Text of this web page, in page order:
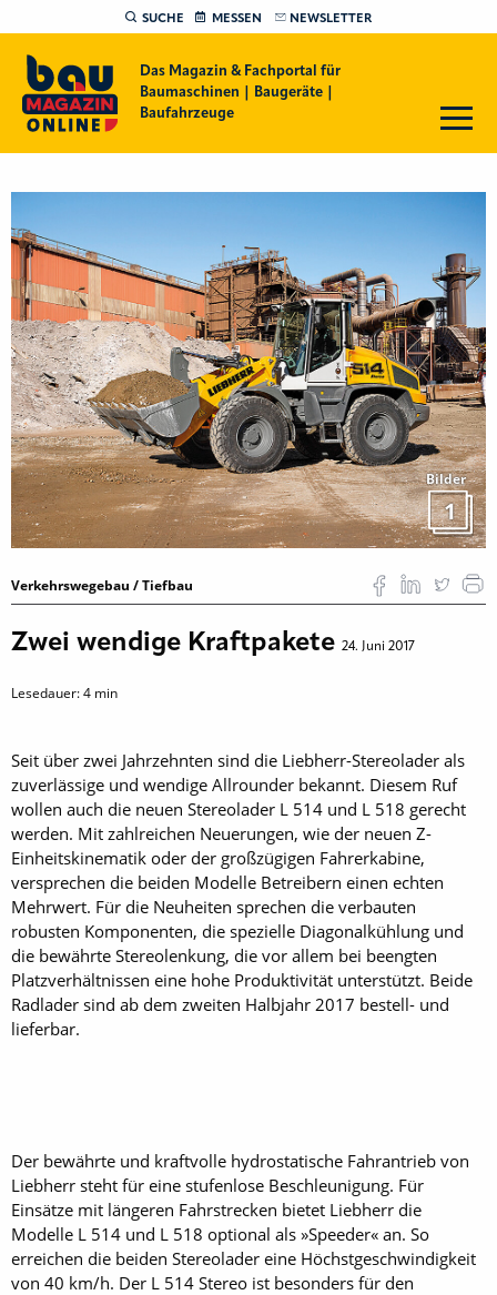
SUCHE MESSEN NEWSLETTER
Das Magazin & Fachportal für
Baumaschinen | Baugeräte |
Baufahrzeuge
Bilder
1
Verkehrswegebau / Tiefbau
Zwei wendige Kraftpakete 24. Juni 2017
Lesedauer:4 min
Seit über zwei Jahrzehnten sind die Liebherr-Stereolader als
zuverlässige und wendige Allrounder bekannt. Diesem Ruf
wollen auch die neuen Stereolader L 514 und L 518 gerecht
werden. Mit zahlreichen Neuerungen, wie der neuen Z-
Einheitskinematik oder der großzügigen Fahrerkabine,
versprechen die beiden Modelle Betreibern einen echten
Mehrwert. Für die Neuheiten sprechen die verbauten
robusten ­Komponenten, die spezielle Diagonalkühlung und
die bewährte Stereolenkung, die vor allem bei beengten
Platzverhältnissen eine hohe Produktivität unterstützt. Beide
Radlader sind ab dem zweiten Halbjahr 2017 bestell- und
lieferbar.
Der bewährte und kraftvolle hydrostatische Fahrantrieb von
Liebherr steht für eine stufenlose Beschleunigung. Für
Einsätze mit längeren Fahrstrecken bietet Liebherr die
Modelle L 514 und L 518 optional als »Speeder« an. So
erreichen die beiden Stereolader eine Höchstgeschwindigkeit
von 40 km/h. Der L 514 Stereo ist besonders für den